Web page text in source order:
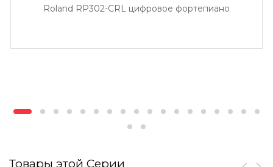
Roland RP302-CRL цифровое фортепиано
Товары этой Серии